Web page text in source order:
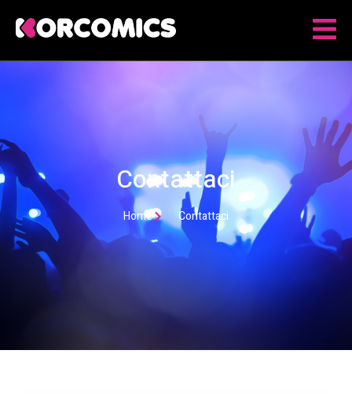
Contattaci
Home Contattaci